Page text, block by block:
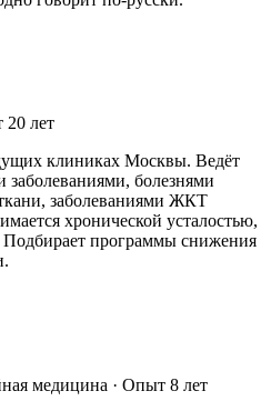
20 лет
клиниках Москвы. Ведёт
болезнями
заболеваниями ЖКТ
хронической усталостью,
программы снижения
медицина · Опыт 8 лет